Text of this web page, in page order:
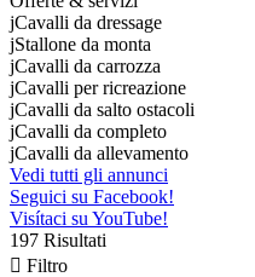
jCavalli da dressage
jStallone da monta
jCavalli da carrozza
jCavalli per ricreazione
jCavalli da salto ostacoli
jCavalli da completo
jCavalli da allevamento
Vedi tutti gli annunci
Seguici su Facebook!
Visítaci su YouTube!
197 Risultati
 Filtro